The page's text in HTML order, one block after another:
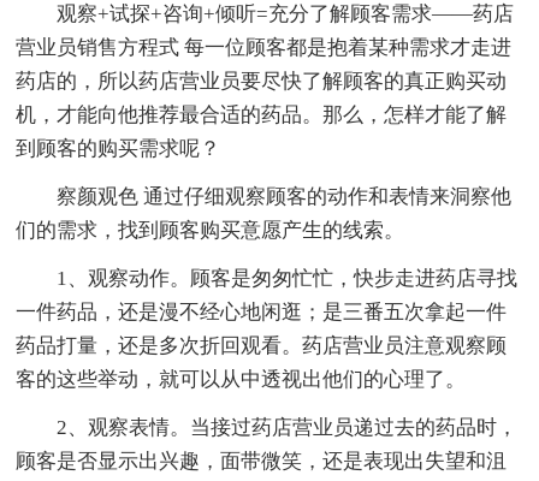
观察+试探+咨询+倾听=充分了解顾客需求——药店
营业员销售方程式 每一位顾客都是抱着某种需求才走进
药店的，所以药店营业员要尽快了解顾客的真正购买动
机，才能向他推荐最合适的药品。那么，怎样才能了解
到顾客的购买需求呢？
察颜观色 通过仔细观察顾客的动作和表情来洞察他
们的需求，找到顾客购买意愿产生的线索。
1、观察动作。顾客是匆匆忙忙，快步走进药店寻找
一件药品，还是漫不经心地闲逛；是三番五次拿起一件
药品打量，还是多次折回观看。药店营业员注意观察顾
客的这些举动，就可以从中透视出他们的心理了。
2、观察表情。当接过药店营业员递过去的药品时，
顾客是否显示出兴趣，面带微笑，还是表现出失望和沮